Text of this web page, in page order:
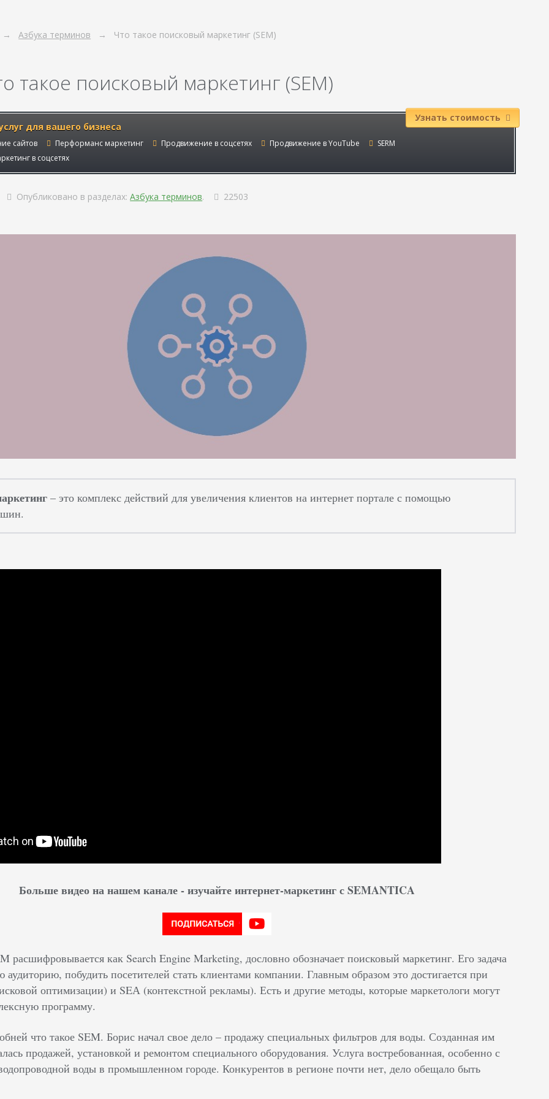
Азбука терминов Что такое поисковый маркетинг (SEM)
такое поисковый маркетинг (SEM)
для вашего бизнеса
сайтов Перформанс маркетинг Продвижение в соцсетях Продвижение в YouTube
SERM
в соцсетях
Узнать стоимость
Опубликовано в разделах: Азбука терминов. 22503
– это комплекс действий для увеличения клиентов на интернет портале с помощью
Больше видео на нашем канале - изучайте интернет-маркетинг с SEMANTICA
расшифровывается как Search Engine Marketing, дословно обозначает поисковый маркетинг. Его задача
аудиторию, побудить посетителей стать клиентами компании. Главным образом это достигается при
оптимизации) и SEА (контекстной рекламы). Есть и другие методы, которые маркетологи могут
программу.
что такое SEM. Борис начал свое дело – продажу специальных фильтров для воды. Созданная им
продажей, установкой и ремонтом специального оборудования. Услуга востребованная, особенно с
воды в промышленном городе. Конкурентов в регионе почти нет, дело обещало быть